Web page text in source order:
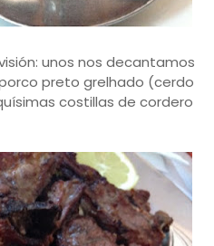
unos nos decantamos
preto grelhado (cerdo
costillas de cordero